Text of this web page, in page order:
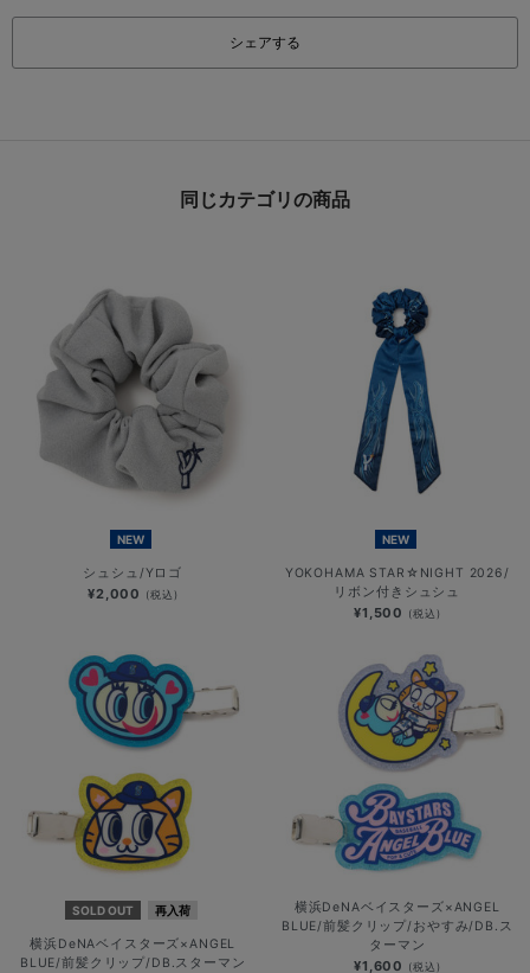
シェアする
同じカテゴリの商品
NEW
シュシュ/Yロゴ
¥2,000 (税込)
NEW
YOKOHAMA STAR☆NIGHT 2026/
リボン付きシュシュ
¥1,500 (税込)
SOLD OUT 再入荷
横浜DeNAベイスターズ×ANGEL
BLUE/前髪クリップ/DB.スターマン
横浜DeNAベイスターズ×ANGEL
BLUE/前髪クリップ/おやすみ/DB.ス
ターマン
¥1,600 (税込)